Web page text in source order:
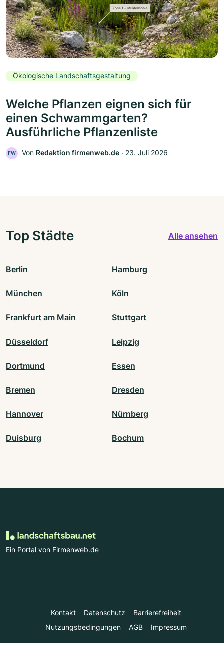
Ökologische Landschaftsgestaltung
Welche Pflanzen eignen sich für
einen Schwammgarten?
Ausführliche Pflanzenliste
FW Von Redaktion firmenweb.de ‧ 23. Juli 2026
Top Städte Alle ansehen
Berlin Hamburg
München Köln
Frankfurt am Main Stuttgart
Düsseldorf Leipzig
Dortmund Essen
Bremen Dresden
Hannover Nürnberg
Duisburg Bochum
Ein Portal von Firmenweb.de
Kontakt Datenschutz
Barrierefreiheit
Nutzungsbedingungen
AGB Impressum